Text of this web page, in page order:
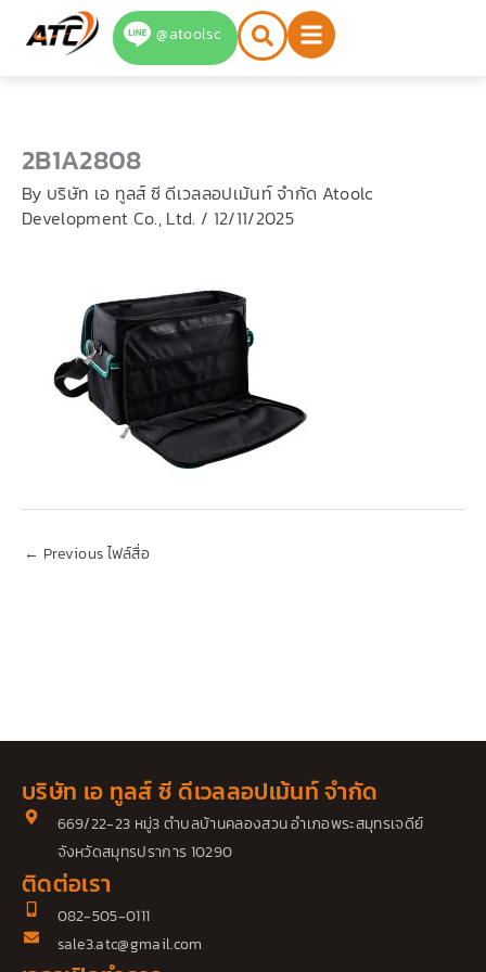
@atoolsc
2B1A2808
By บริษัท เอ ทูลส์ ซี ดีเวลลอปเม้นท์ จำกัด Atoolc
Development Co., Ltd. / 12/11/2025
← Previous ไฟล์สื่อ
บริษัท เอ ทูลส์ ซี ดีเวลลอปเม้นท์ จำกัด
669/22-23 หมู่3 ตำบลบ้านคลองสวน อำเภอพระสมุทรเจดีย์
จังหวัดสมุทรปราการ 10290
ติดต่อเรา
082-505-0111
sale3.atc@gmail.com